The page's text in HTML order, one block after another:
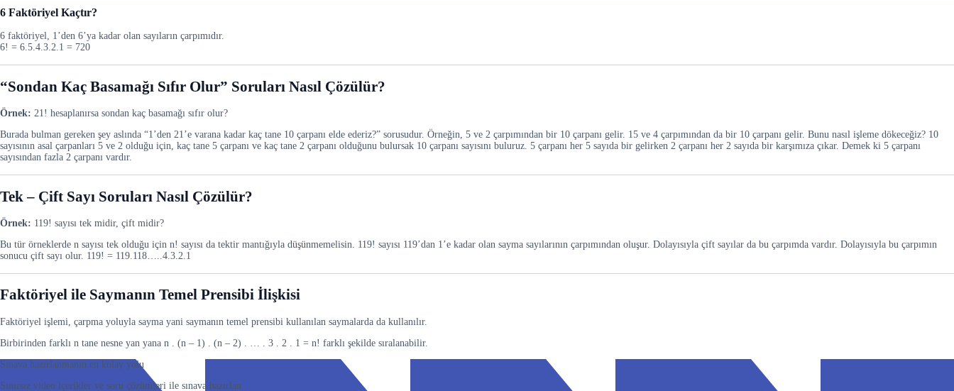
6 Faktöriyel Kaçtır?
6 faktöriyel, 1’den 6’ya kadar olan sayıların çarpımıdır.
6! = 6.5.4.3.2.1 = 720
“Sondan Kaç Basamağı Sıfır Olur” Soruları Nasıl Çözülür?
Örnek: 21! hesaplanırsa sondan kaç basamağı sıfır olur?
Burada bulman gereken şey aslında “1’den 21’e varana kadar kaç tane 10 çarpanı elde ederiz?” sorusudur. Örneğin, 5 ve 2 çarpımından bir 10 çarpanı gelir. 15 ve 4 çarpımından da bir 10 çarpanı gelir. Bunu nasıl işleme dökeceğiz? 10
sayısının asal çarpanları 5 ve 2 olduğu için, kaç tane 5 çarpanı ve kaç tane 2 çarpanı olduğunu bulursak 10 çarpanı sayısını buluruz. 5 çarpanı her 5 sayıda bir gelirken 2 çarpanı her 2 sayıda bir karşımıza çıkar. Demek ki 5 çarpanı
sayısından fazla 2 çarpanı vardır.
Tek – Çift Sayı Soruları Nasıl Çözülür?
Örnek: 119! sayısı tek midir, çift midir?
Bu tür örneklerde n sayısı tek olduğu için n! sayısı da tektir mantığıyla düşünmemelisin. 119! sayısı 119’dan 1’e kadar olan sayma sayılarının çarpımından oluşur. Dolayısıyla çift sayılar da bu çarpımda vardır. Dolayısıyla bu çarpımın
sonucu çift sayı olur. 119! = 119.118…..4.3.2.1
Faktöriyel ile Saymanın Temel Prensibi İlişkisi
Faktöriyel işlemi, çarpma yoluyla sayma yani saymanın temel prensibi kullanılan saymalarda da kullanılır.
Birbirinden farklı n tane nesne yan yana n . (n – 1) . (n – 2) . … . 3 . 2 . 1 = n! farklı şekilde sıralanabilir.
Sınava hazırlanmanın en kolay yolu
Sınırsız video içerikler ve soru çözümleri ile sınava hazırlan